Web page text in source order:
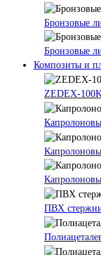
Бронзовые
Бронзовые
Композиты и
ZEDEX-
ПВХ